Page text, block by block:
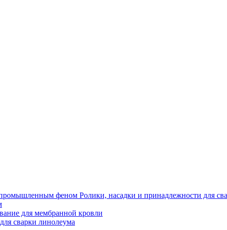
Ролики, насадки и принадлежности для
для мембранной кровли
сварки линолеума